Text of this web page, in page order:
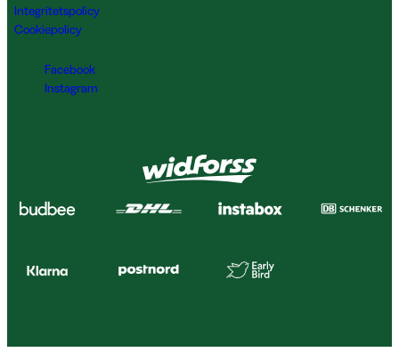
Integritetspolicy
Cookiepolicy
Facebook
Instagram